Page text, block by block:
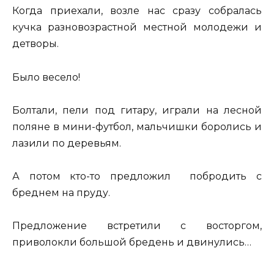
Когда приехали, возле нас сразу собралась
кучка разновозрастной местной молодежи и
детворы.
Было весело!
Болтали, пели под гитару, играли на лесной
поляне в мини-футбол, мальчишки боролись и
лазили по деревьям.
А потом кто-то предложил побродить с
бреднем на пруду.
Предложение встретили с восторгом,
приволокли большой бредень и двинулись…